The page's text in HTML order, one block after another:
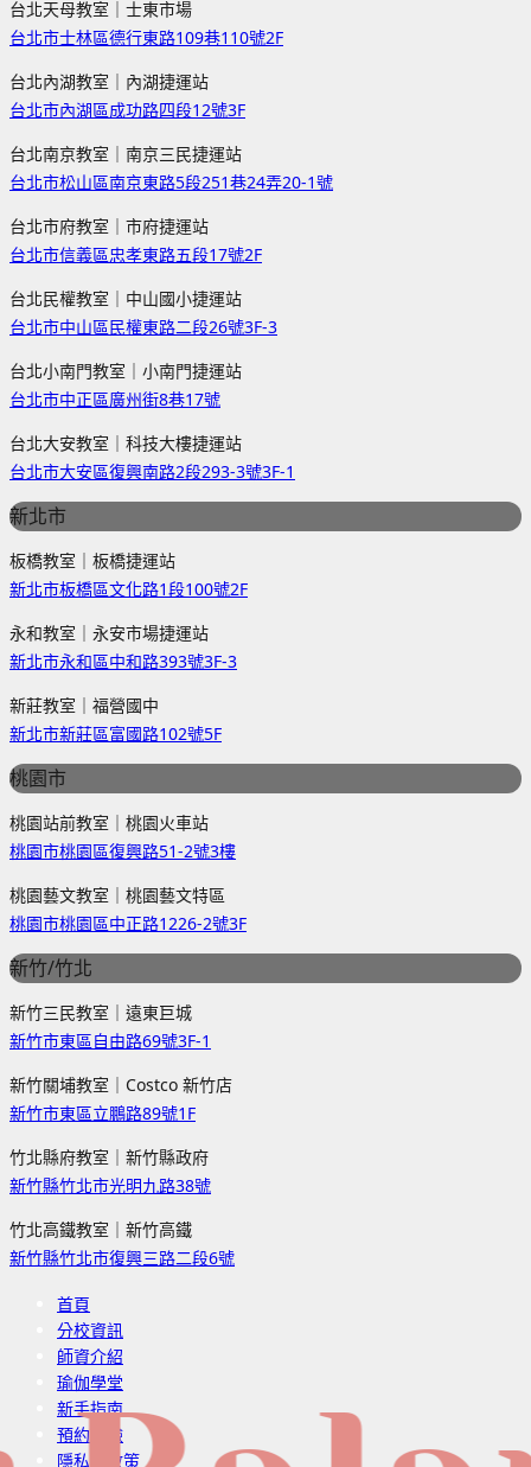
台北天母教室｜士東市場
台北市士林區德行東路109巷110號2F
台北內湖教室｜內湖捷運站
台北市內湖區成功路四段12號3F
台北南京教室｜南京三民捷運站
台北市松山區南京東路5段251巷24弄20-1號
台北市府教室｜市府捷運站
台北市信義區忠孝東路五段17號2F
台北民權教室｜中山國小捷運站
台北市中山區民權東路二段26號3F-3
台北小南門教室｜小南門捷運站
台北市中正區廣州街8巷17號
台北大安教室｜科技大樓捷運站
台北市大安區復興南路2段293-3號3F-1
新北市
板橋教室｜板橋捷運站
新北市板橋區文化路1段100號2F
永和教室｜永安市場捷運站
新北市永和區中和路393號3F-3
新莊教室｜福營國中
新北市新莊區富國路102號5F
桃園市
桃園站前教室｜桃園火車站
桃園市桃園區復興路51-2號3樓
桃園藝文教室｜桃園藝文特區
桃園市桃園區中正路1226-2號3F
新竹/竹北
新竹三民教室｜遠東巨城
新竹市東區自由路69號3F-1
新竹關埔教室｜Costco 新竹店
新竹市東區立鵬路89號1F
竹北縣府教室｜新竹縣政府
新竹縣竹北市光明九路38號
竹北高鐵教室｜新竹高鐵
新竹縣竹北市復興三路二段6號
首頁
分校資訊
師資介紹
瑜伽學堂
新手指南
預約體驗
隱私權政策